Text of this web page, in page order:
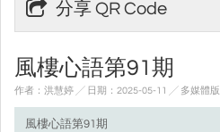
分享 QR Code
風樓心語第91期
作者：洪慧婷 ╱ 日期：2025-05-11 ╱ 多媒體版
風樓心語第91期